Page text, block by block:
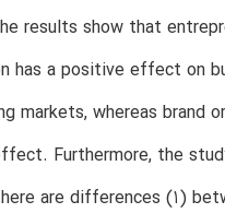
results show that
has a positive effect on
markets, whereas brand
Furthermore, the
are differences (1)